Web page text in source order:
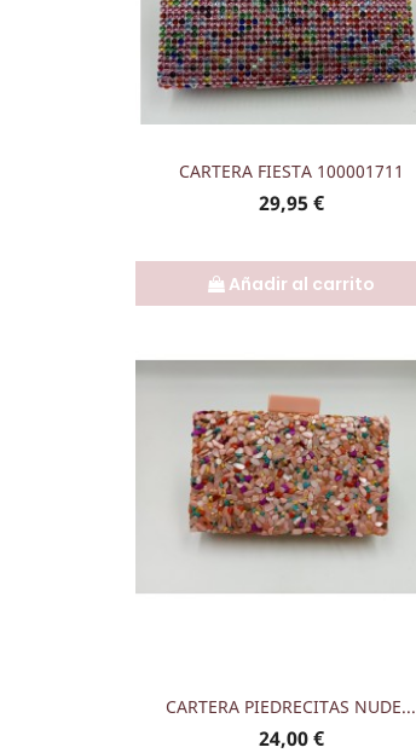
CARTERA FIESTA 100001711
Precio
29,95 €
Añadir al carrito

CARTERA PIEDRECITAS NUDE...
Precio
24,00 €
